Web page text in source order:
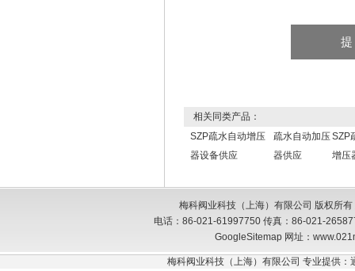
相关同类产品：
SZP疏水自动增压
器设备供应
疏水自动加压
器供应
SZP
增压
梅科阀业科技（上海）有限公司 版权所
电话：86-021-61997750 传真：86-021-
GoogleSitemap网址：
梅科阀业科技（上海）有限公司 专业提供